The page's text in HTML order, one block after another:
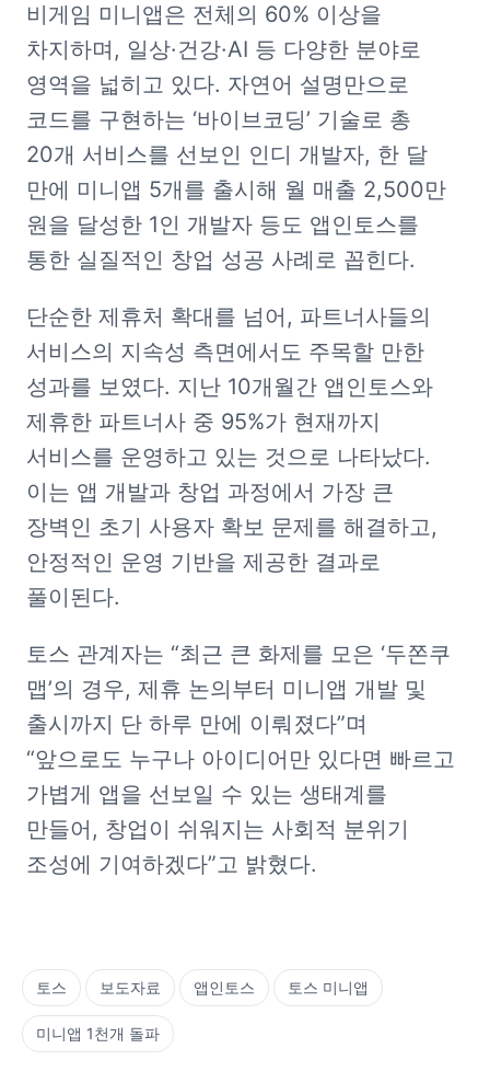
비게임 미니앱은 전체의 60% 이상을
차지하며, 일상·건강·AI 등 다양한 분야로
영역을 넓히고 있다. 자연어 설명만으로
코드를 구현하는 ‘바이브코딩’ 기술로 총
20개 서비스를 선보인 인디 개발자, 한 달
만에 미니앱 5개를 출시해 월 매출 2,500만
원을 달성한 1인 개발자 등도 앱인토스를
통한 실질적인 창업 성공 사례로 꼽힌다.
단순한 제휴처 확대를 넘어, 파트너사들의
서비스의 지속성 측면에서도 주목할 만한
성과를 보였다. 지난 10개월간 앱인토스와
제휴한 파트너사 중 95%가 현재까지
서비스를 운영하고 있는 것으로 나타났다.
이는 앱 개발과 창업 과정에서 가장 큰
장벽인 초기 사용자 확보 문제를 해결하고,
안정적인 운영 기반을 제공한 결과로
풀이된다.
토스 관계자는 “최근 큰 화제를 모은 ‘두쫀쿠
맵’의 경우, 제휴 논의부터 미니앱 개발 및
출시까지 단 하루 만에 이뤄졌다”며
“앞으로도 누구나 아이디어만 있다면 빠르고
가볍게 앱을 선보일 수 있는 생태계를
만들어, 창업이 쉬워지는 사회적 분위기
조성에 기여하겠다”고 밝혔다.
토스 보도자료 앱인토스 토스 미니앱
미니앱 1천개 돌파